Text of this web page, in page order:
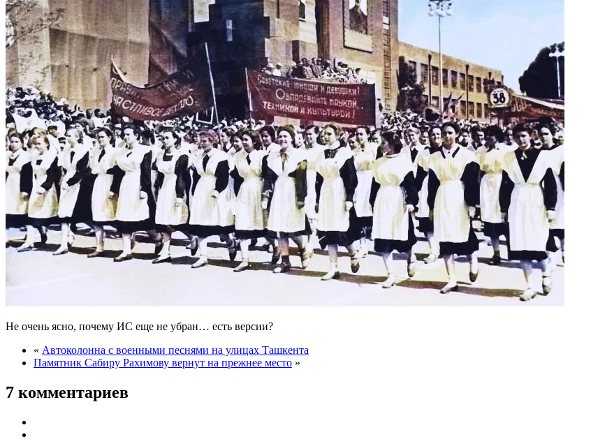
Не очень ясно, почему ИС еще не убран… есть версии?
« Автоколонна с военными песнями на улицах Ташкента
Памятник Сабиру Рахимову вернут на прежнее место »
7 комментариев